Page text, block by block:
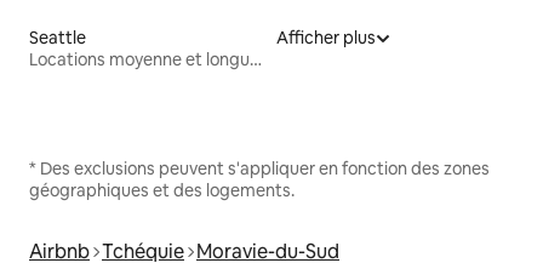
Seattle
Locations moyenne et longue durée
Afficher plus
* Des exclusions peuvent s'appliquer en fonction des zones
géographiques et des logements.
Airbnb Tchéquie Moravie-du-Sud